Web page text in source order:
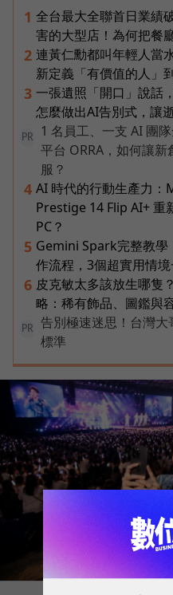
1 全台最大全聯首日業績
害的大型店！為何把餐
2 連黃仁勳都叫年輕人當
新定義「有價值的人」
3 一張遺照「開口」說話
怎麼做出AI告別式，讓
PR
1 名員工、一支 AI 團
平台 ORRA，如何讓
服？
4 AI 時代的行動生產力：
Prestige 14 Flip AI+ 重
PC？
5 Gemini Spark完整教學
作流程，3個超實用情
6 皮克敏太多該放生哪隻
略：稀有飾品、圖鑑與
PR
告別極速迷思！台灣
標準